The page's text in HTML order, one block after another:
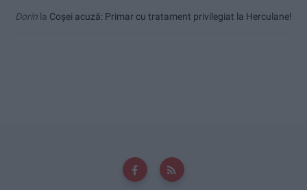
Dorin la Coșei acuză: Primar cu tratament privilegiat la Herculane!